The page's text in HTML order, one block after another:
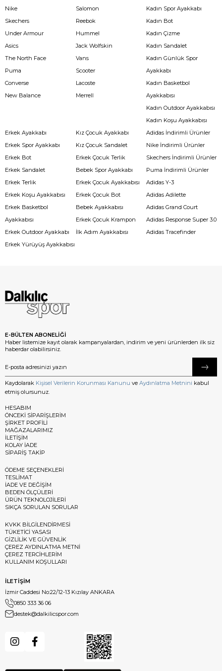
Nike
Skechers
Under Armour
Asics
The North Face
Puma
Converse
New Balance
Salomon
Reebok
Hummel
Jack Wolfskin
Vans
Scooter
Lacoste
Merrell
Kadın Spor Ayakkabı
Kadın Bot
Kadın Çizme
Kadın Sandalet
Kadın Günlük Spor
Ayakkabı
Kadın Basketbol
Ayakkabısı
Kadın Outdoor Ayakkabısı
Kadın Koşu Ayakkabısı
Erkek Ayakkabı
Erkek Spor Ayakkabı
Erkek Bot
Erkek Sandalet
Erkek Terlik
Erkek Koşu Ayakkabısı
Erkek Basketbol
Ayakkabısı
Erkek Outdoor Ayakkabı
Erkek Yürüyüş Ayakkabısı
Kız Çocuk Ayakkabı
Kız Çocuk Sandalet
Erkek Çocuk Terlik
Bebek Spor Ayakkabı
Erkek Çocuk Ayakkabısı
Erkek Çocuk Bot
Bebek Ayakkabısı
Erkek Çocuk Krampon
İlk Adım Ayakkabısı
Adidas İndirimli Ürünler
Nike İndirimli Ürünler
Skechers İndirimli Ürünler
Puma İndirimli Ürünler
Adidas Y-3
Adidas Adilette
Adidas Grand Court
Adidas Response Super 3.0
Adidas Tracefinder
E-BÜLTEN ABONELİĞİ
Haber listemize kayıt olarak kampanyalardan, indirim ve yeni ürünlerden ilk siz
haberdar olabilirsiniz.
Kaydolarak Kişisel Verilerin Korunması Kanunu ve Aydınlatma Metnini kabul
etmiş olursunuz.
HESABIM
ÖNCEKİ SİPARİŞLERİM
ŞİRKET PROFİLİ
MAĞAZALARIMIZ
İLETİŞİM
KOLAY İADE
SİPARİŞ TAKİP
ÖDEME SEÇENEKLERİ
TESLİMAT
İADE VE DEĞİŞİM
BEDEN ÖLÇÜLERİ
ÜRÜN TEKNOLOJİLERİ
SIKÇA SORULAN SORULAR
KVKK BİLGİLENDİRMESİ
TÜKETİCİ YASASI
GİZLİLİK VE GÜVENLİK
ÇEREZ AYDINLATMA METNİ
ÇEREZ TERCİHLERİM
KULLANIM KOŞULLARI
İLETİŞİM
İzmir Caddesi No:22/12-13 Kızılay ANKARA
0850 333 36 06
destek@dalkilicspor.com